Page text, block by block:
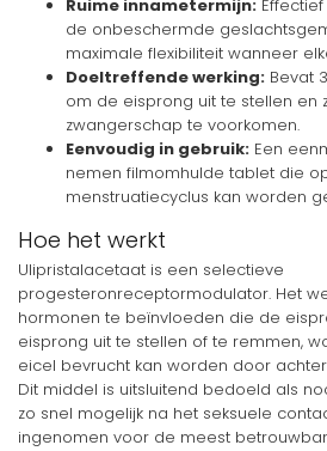
Ruime innametermijn:
de onbeschermde
maximale flexibiliteit wanneer
Doeltreffende werking: Bevat
om de eisprong uit te stellen en
zwangerschap te voorkomen.
Eenvoudig in gebruik: Een
nemen filmomhulde tablet die
menstruatiecyclus kan worden
Hoe het werkt
Ulipristalacetaat is een selectieve
progesteronreceptormodulator. Het
hormonen te beïnvloeden die de
eisprong uit te stellen of te remmen,
eicel bevrucht kan worden door
Dit middel is uitsluitend bedoeld als
zo snel mogelijk na het seksuele
ingenomen voor de meest